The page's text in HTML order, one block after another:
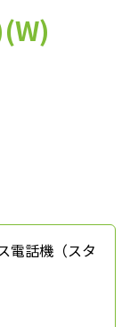
電話機（スタ